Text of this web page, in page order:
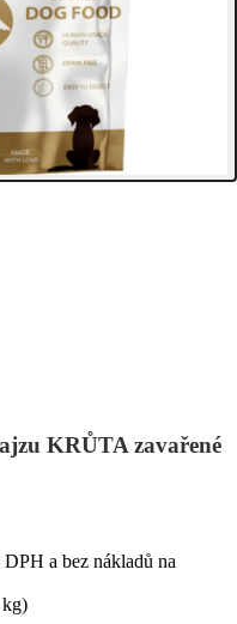
KRŮTA zavařené
a bez nákladů na
kg)